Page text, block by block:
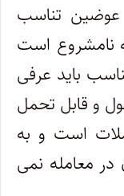
عوضین تناسب
نامشروع است
باید عرفی
و قابل تحمل
است و به
معامله نمی